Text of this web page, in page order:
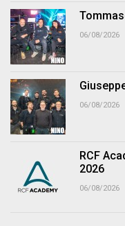
06/08/2026
06/08/2026
RCF
2026
06/08/2026